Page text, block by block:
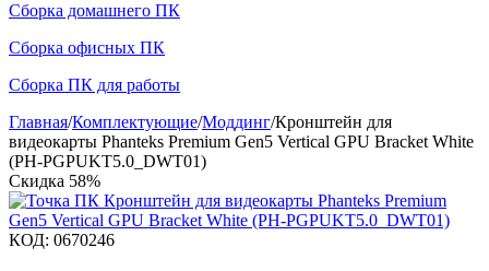
Сборка домашнего ПК
Сборка офисных ПК
Сборка ПК для работы
Главная/Комплектующие/Моддинг/Кронштейн для
видеокарты Phanteks Premium Gen5 Vertical GPU Bracket White
(PH-PGPUKT5.0_DWT01)
Скидка 58%
КОД: 0670246